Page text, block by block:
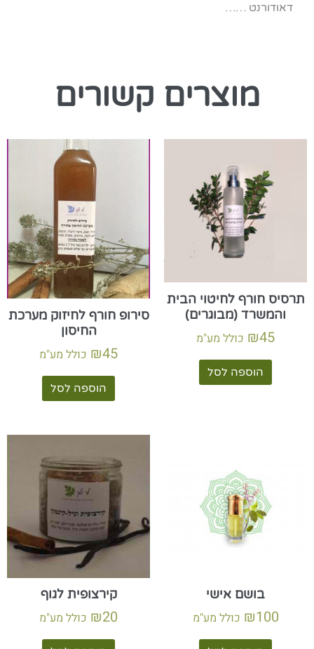
דאודורנט ……
מוצרים קשורים
תרסיס חורף לחיטוי הבית
והמשרד (מבוגרים)
₪45 כולל מע"מ
הוספה לסל
סירופ חורף לחיזוק מערכת
החיסון
₪45 כולל מע"מ
הוספה לסל
בושם אישי
₪100 כולל מע"מ
קירצופית לגוף
₪20 כולל מע"מ